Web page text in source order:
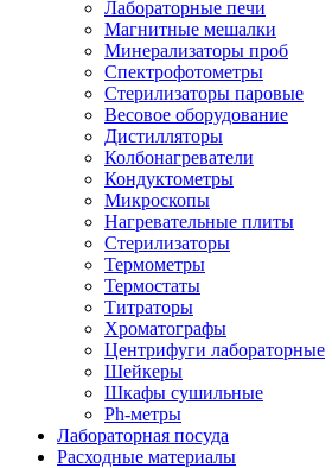
Лабораторные печи
Магнитные мешалки
Минерализаторы проб
Спектрофотометры
Стерилизаторы паровые
Весовое оборудование
Дистилляторы
Колбонагреватели
Кондуктометры
Микроскопы
Нагревательные плиты
Стерилизаторы
Термометры
Термостаты
Титраторы
Хроматографы
Центрифуги лабораторные
Шейкеры
Шкафы сушильные
Ph-метры
Лабораторная посуда
Расходные материалы